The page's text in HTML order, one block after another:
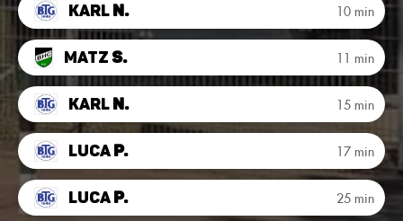
KarlN. 10 min
MatzS. 11 min
KarlN. 15 min
LucaP. 17 min
LucaP. 25 min